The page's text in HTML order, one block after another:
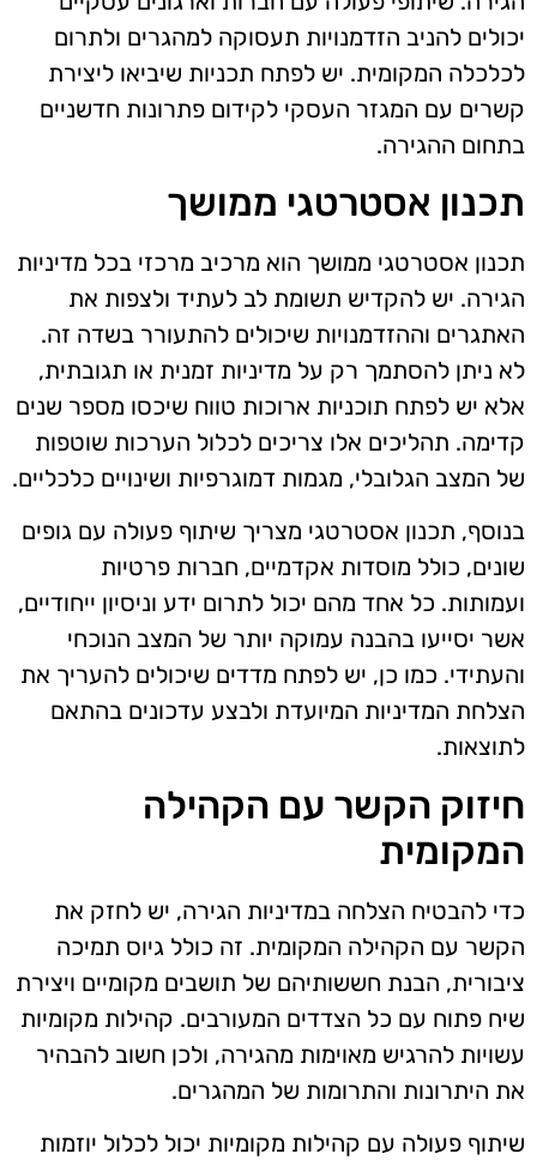
יכולים להניב הזדמנויות תעסוקה למהגרים ולתרום
לכלכלה המקומית. יש לפתח תכניות שיביאו ליצירת
קשרים עם המגזר העסקי לקידום פתרונות חדשניים
בתחום ההגירה.
תכנון אסטרטגי ממושך
תכנון אסטרטגי ממושך הוא מרכיב מרכזי בכל מדיניות
הגירה. יש להקדיש תשומת לב לעתיד ולצפות את
האתגרים וההזדמנויות שיכולים להתעורר בשדה זה.
לא ניתן להסתמך רק על מדיניות זמנית או תגובתית,
אלא יש לפתח תוכניות ארוכות טווח שיכסו מספר שנים
קדימה. תהליכים אלו צריכים לכלול הערכות שוטפות
של המצב הגלובלי, מגמות דמוגרפיות ושינויים כלכליים.
בנוסף, תכנון אסטרטגי מצריך שיתוף פעולה עם גופים
שונים, כולל מוסדות אקדמיים, חברות פרטיות
ועמותות. כל אחד מהם יכול לתרום ידע וניסיון ייחודיים,
אשר יסייעו בהבנה עמוקה יותר של המצב הנוכחי
והעתידי. כמו כן, יש לפתח מדדים שיכולים להעריך את
הצלחת המדיניות המיועדת ולבצע עדכונים בהתאם
לתוצאות.
חיזוק הקשר עם הקהילה
המקומית
כדי להבטיח הצלחה במדיניות הגירה, יש לחזק את
הקשר עם הקהילה המקומית. זה כולל גיוס תמיכה
ציבורית, הבנת חששותיהם של תושבים מקומיים ויצירת
שיח פתוח עם כל הצדדים המעורבים. קהילות מקומיות
עשויות להרגיש מאוימות מהגירה, ולכן חשוב להבהיר
את היתרונות והתרומות של המהגרים.
שיתוף פעולה עם קהילות מקומיות יכול לכלול יוזמות